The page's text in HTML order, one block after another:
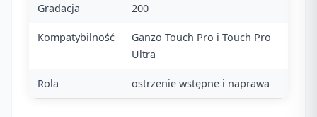
Gradacja 200
Kompatybilność
Ganzo Touch Pro i Touch Pro
Ultra
Rola ostrzenie wstępne i naprawa